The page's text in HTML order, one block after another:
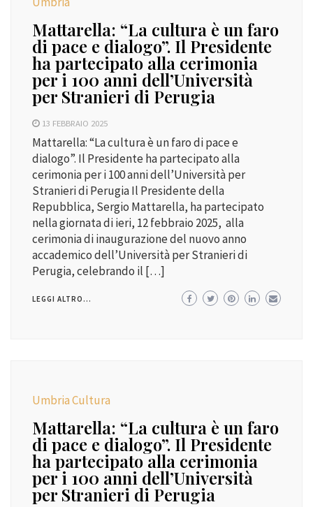
Mattarella: “La cultura è un faro
di pace e dialogo”. Il Presidente
ha partecipato alla cerimonia
per i 100 anni dell’Università
per Stranieri di Perugia
13 FEBBRAIO 2025
Mattarella: “La cultura è un faro di pace e
dialogo”. Il Presidente ha partecipato alla
cerimonia per i 100 anni dell’Università per
Stranieri di Perugia Il Presidente della
Repubblica, Sergio Mattarella, ha partecipato
nella giornata di ieri, 12 febbraio 2025, alla
cerimonia di inaugurazione del nuovo anno
accademico dell’Università per Stranieri di
Perugia, celebrando il […]
LEGGI ALTRO...
Umbria Cultura
Mattarella: “La cultura è un faro
di pace e dialogo”. Il Presidente
ha partecipato alla cerimonia
per i 100 anni dell’Università
per Stranieri di Perugia